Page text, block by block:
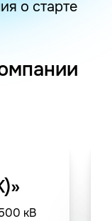
о старте
кВ